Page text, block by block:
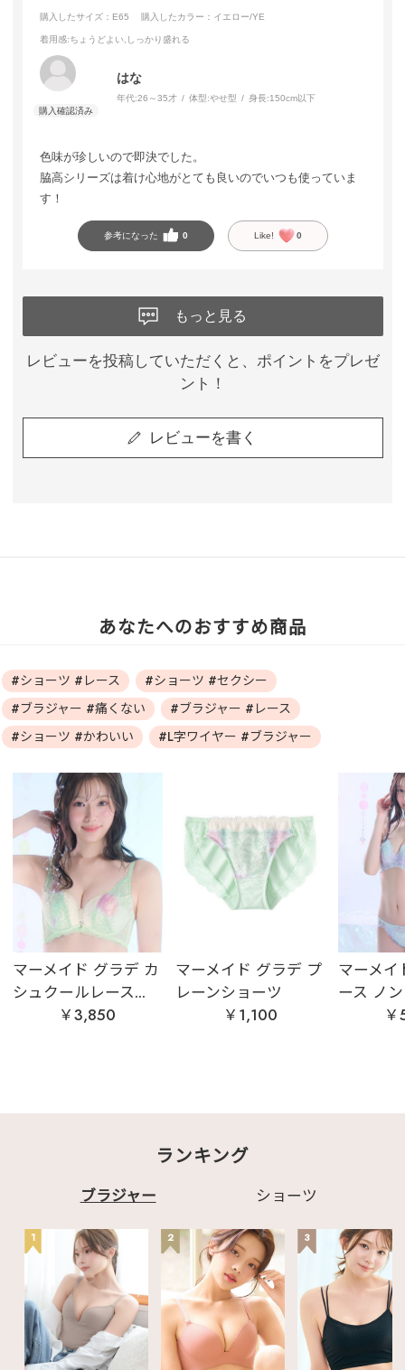
購入したサイズ：E65 購入したカラー：イエロー/YE
着用感:ちょうどよい,しっかり盛れる
はな
年代:26～35才 体型:やせ型 身長:150cm以下
色味が珍しいので即決でした。
脇高シリーズは着け心地がとても良いのでいつも使っていま
す！
参考になった 0 Like! 0
もっと見る
レビューを投稿していただくと、ポイントをプレゼ
ント！
レビューを書く
あなたへのおすすめ商品
#ショーツ #レース
#ショーツ #セクシー
#ブラジャー #痛くない
#ブラジャー #レース
#ショーツ #かわいい
#L字ワイヤー #ブラジャー
マーメイド グラデ カ
シュクールレース...
￥3,850
マーメイド グラデ プ
レーンショーツ
￥1,100
マーメイ
ース ノ
ランキング
ブラジャー ショーツ
1 2 3